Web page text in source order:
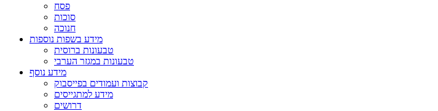
פסח
סוכות
חנוכה
מידע בשפות נוספות
טבעונות ברוסית
טבעונות במגזר הערבי
מידע נוסף
קבוצות ועמודים בפייסבוק
מידע למתגייסים
דרושים